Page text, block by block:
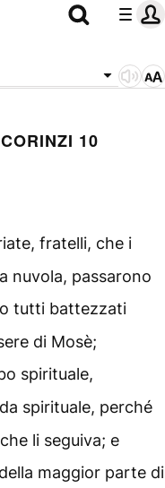
10
fratelli, che i
nuvola, passarono
tutti battezzati
di Mosè;
spirituale,
spirituale, perché
li seguiva; e
maggior parte di